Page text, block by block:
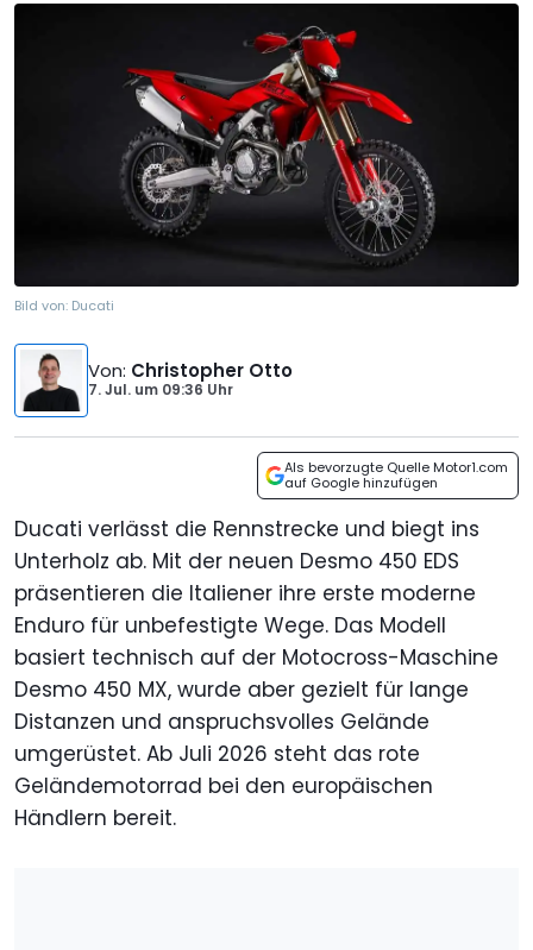
Bild von: Ducati
Von: Christopher Otto
7. Jul. um 09:36 Uhr
Als bevorzugte Quelle Motor1.com
auf Google hinzufügen
Ducati verlässt die Rennstrecke und biegt ins
Unterholz ab. Mit der neuen Desmo 450 EDS
präsentieren die Italiener ihre erste moderne
Enduro für unbefestigte Wege. Das Modell
basiert technisch auf der Motocross-Maschine
Desmo 450 MX, wurde aber gezielt für lange
Distanzen und anspruchsvolles Gelände
umgerüstet. Ab Juli 2026 steht das rote
Geländemotorrad bei den europäischen
Händlern bereit.